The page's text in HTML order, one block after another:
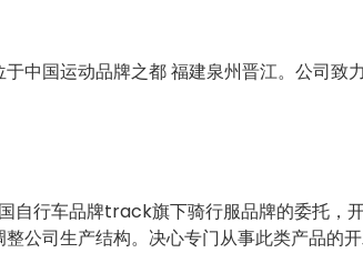
中国运动品牌之都 福建泉州晋江。公司
自行车品牌track旗下骑行服品牌的委托，
公司生产结构。决心专门从事此类产品的开